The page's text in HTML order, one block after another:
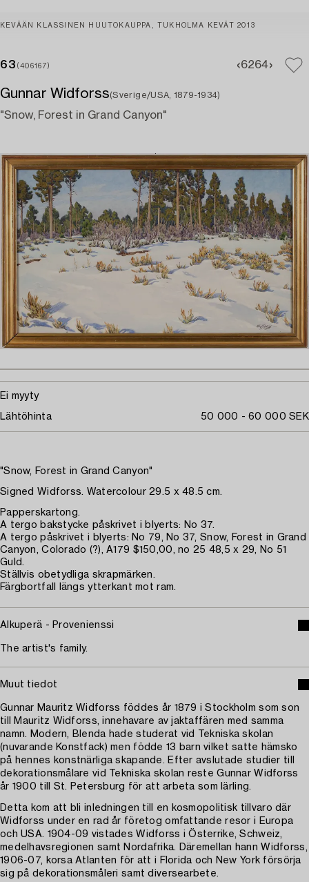
KEVÄÄN KLASSINEN HUUTOKAUPPA, TUKHOLMA KEVÄT 2013
63 (406167) 6264
Gunnar Widforss(Sverige/USA, 1879-1934)
"Snow, Forest in Grand Canyon"
Ei myyty
Lähtöhinta 50 000 - 60 000 SEK
"Snow, Forest in Grand Canyon"
Signed Widforss. Watercolour 29.5 x 48.5 cm.
Papperskartong.
A tergo bakstycke påskrivet i blyerts: No 37.
A tergo påskrivet i blyerts: No 79, No 37, Snow, Forest in Grand
Canyon, Colorado (?), A179 $150,00, no 25 48,5 x 29, No 51
Guld.
Ställvis obetydliga skrapmärken.
Färgbortfall längs ytterkant mot ram.
Alkuperä - Provenienssi
The artist's family.
Muut tiedot
Gunnar Mauritz Widforss föddes år 1879 i Stockholm som son
till Mauritz Widforss, innehavare av jaktaffären med samma
namn. Modern, Blenda hade studerat vid Tekniska skolan
(nuvarande Konstfack) men födde 13 barn vilket satte hämsko
på hennes konstnärliga skapande. Efter avslutade studier till
dekorationsmålare vid Tekniska skolan reste Gunnar Widforss
år 1900 till St. Petersburg för att arbeta som lärling.
Detta kom att bli inledningen till en kosmopolitisk tillvaro där
Widforss under en rad år företog omfattande resor i Europa
och USA. 1904-09 vistades Widforss i Österrike, Schweiz,
medelhavsregionen samt Nordafrika. Däremellan hann Widforss,
1906-07, korsa Atlanten för att i Florida och New York försörja
sig på dekorationsmåleri samt diversearbete.